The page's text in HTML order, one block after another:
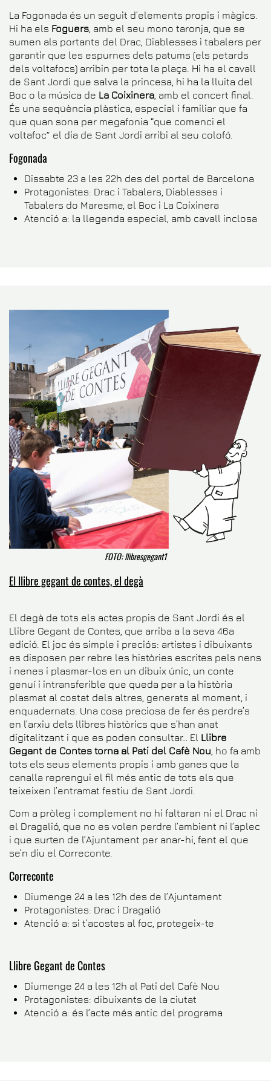
La Fogonada és un seguit d’elements propis i màgics.
Hi ha els Foguers , amb el seu mono taronja, que se
sumen als portants del Drac, Diablesses i tabalers per
garantir que les espurnes dels patums (els petards
dels voltafocs) arribin per tota la plaça. Hi ha el cavall
de Sant Jordi que salva la princesa, hi ha la lluita del
Boc o la música de La Coixinera , amb el concert final.
És una seqüència plàstica, especial i familiar que fa
que quan sona per megafonia “que comenci el
voltafoc” el dia de Sant Jordi arribi al seu colofó.
Fogonada
Dissabte 23 a les 22h des del portal de Barcelona
Protagonistes: Drac i Tabalers, Diablesses i
Tabalers do Maresme, el Boc i La Coixinera
Atenció a: la llegenda especial, amb cavall inclosa
FOTO: llibresgegant1
El llibre gegant de contes, el degà
El degà de tots els actes propis de Sant Jordi és el
Llibre Gegant de Contes, que arriba a la seva 46a
edició. El joc és simple i preciós: artistes i dibuixants
es disposen per rebre les històries escrites pels nens
i nenes i plasmar-los en un dibuix únic, un conte
genuí i intransferible que queda per a la història
plasmat al costat dels altres, generats al moment, i
enquadernats. Una cosa preciosa de fer és perdre’s
en l’arxiu dels llibres històrics que s’han anat
digitalitzant i que es poden consultar… El Llibre
Gegant de Contes torna al Pati del Cafè Nou , ho fa amb
tots els seus elements propis i amb ganes que la
canalla reprengui el fil més antic de tots els que
teixeixen l’entramat festiu de Sant Jordi.
Com a pròleg i complement no hi faltaran ni el Drac ni
el Dragalió, que no es volen perdre l’ambient ni l’aplec
i que surten de l’Ajuntament per anar-hi, fent el que
se’n diu el Correconte.
Correconte
Diumenge 24 a les 12h des de l’Ajuntament
Protagonistes: Drac i Dragalió
Atenció a: si t’acostes al foc, protegeix-te
Llibre Gegant de Contes
Diumenge 24 a les 12h al Pati del Cafè Nou
Protagonistes: dibuixants de la ciutat
Atenció a: és l’acte més antic del programa